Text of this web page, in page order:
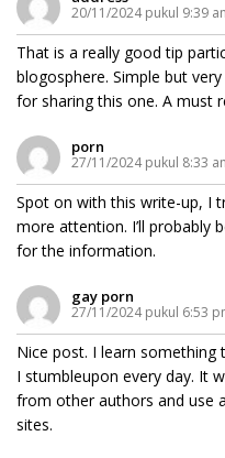
20/11/2024 pukul 9:39
That is a really good tip
blogosphere. Simple but
for sharing this one. A must
porn
27/11/2024 pukul 8:33
Spot on with this write-up, I
more attention. I’ll probably
for the information.
gay porn
27/11/2024 pukul 6:53
Nice post. I learn something
I stumbleupon every day. It
from other authors and use
sites.